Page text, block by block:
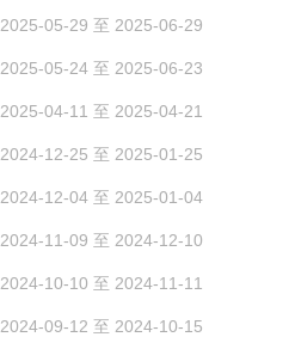
2025-05-29 至 2025-06-29
2025-05-24 至 2025-06-23
2025-04-11 至 2025-04-21
2024-12-25 至 2025-01-25
2024-12-04 至 2025-01-04
2024-11-09 至 2024-12-10
2024-10-10 至 2024-11-11
2024-09-12 至 2024-10-15